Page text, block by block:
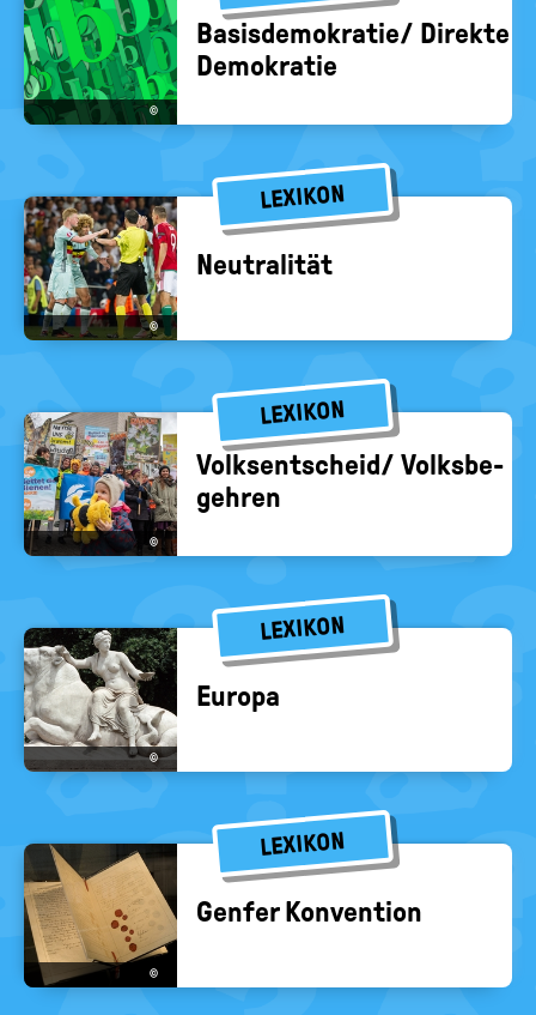
©
Ba­sis­de­mo­kra­tie/ Di­rek­te
De­mo­kra­tie
LEXIKON
©
Neu­tra­li­tät
LEXIKON
©
Volks­ent­scheid/ Volks­be­
geh­ren
LEXIKON
©
Eu­ro­pa
LEXIKON
©
Gen­fer Kon­ven­ti­on